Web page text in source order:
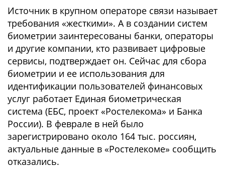
Источник в крупном операторе связи называет
требования «жесткими». А в создании систем
биометрии заинтересованы банки, операторы
и другие компании, кто развивает цифровые
сервисы, подтверждает он. Сейчас для сбора
биометрии и ее использования для
идентификации пользователей финансовых
услуг работает Единая биометрическая
система (ЕБС, проект «Ростелекома» и Банка
России). В феврале в ней было
зарегистрировано около 164 тыс. россиян,
актуальные данные в «Ростелекоме» сообщить
отказались.